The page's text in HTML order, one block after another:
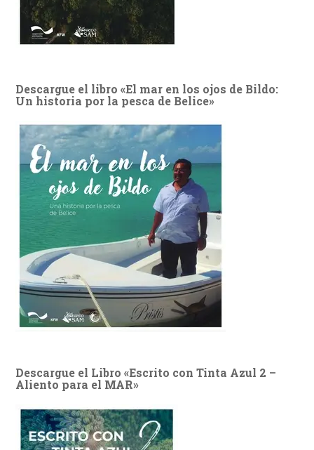
Descargue el libro «El mar en los ojos de Bildo:
Un historia por la pesca de Belice»
Descargue el Libro «Escrito con Tinta Azul 2 –
Aliento para el MAR»